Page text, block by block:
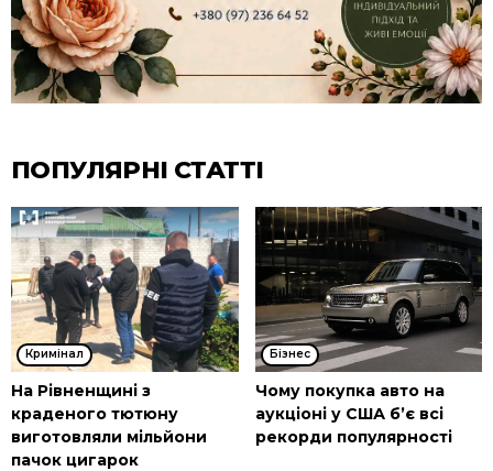
ПОПУЛЯРНІ СТАТТІ
Кримінал
На Рівненщині з
краденого тютюну
виготовляли мільйони
пачок цигарок
Бізнес
Чому покупка авто на
аукціоні у США б’є всі
рекорди популярності